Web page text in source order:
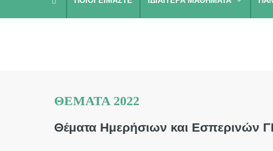
ΘΈΜΑΤΑ 2022
Θέματα Ημερήσιων και Εσπερινών